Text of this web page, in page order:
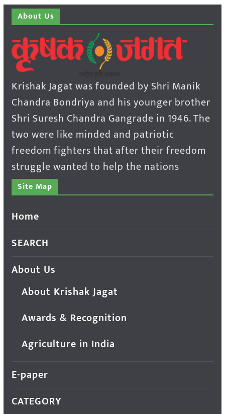
About Us
Krishak Jagat was founded by Shri Manik
Chandra Bondriya and his younger brother
Shri Suresh Chandra Gangrade in 1946. The
two were like minded and patriotic
freedom fighters that after their freedom
struggle wanted to help the nations
Site Map
Home
SEARCH
About Us
About Krishak Jagat
Awards & Recognition
Agriculture in India
E-paper
CATEGORY